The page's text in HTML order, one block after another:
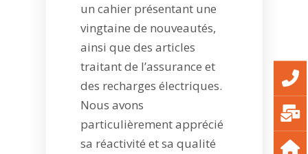
un cahier présentant une
vingtaine de nouveautés,
ainsi que des articles
traitant de l’assurance et
des recharges électriques.
Nous avons
particulièrement apprécié
sa réactivité et sa qualité